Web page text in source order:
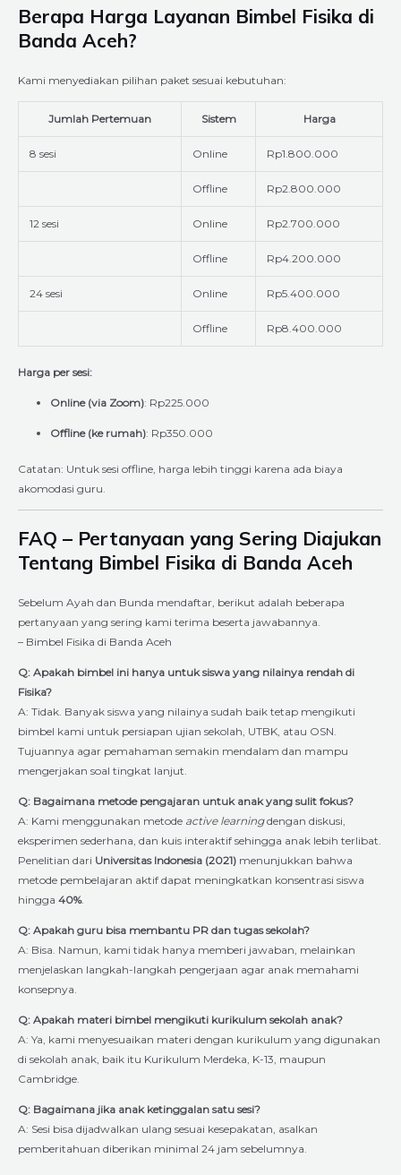
Berapa Harga Layanan Bimbel Fisika di
Banda Aceh?
Kami menyediakan pilihan paket sesuai kebutuhan:
Jumlah Pertemuan Sistem Harga
8 sesi Online Rp1.800.000
Offline Rp2.800.000
12 sesi Online Rp2.700.000
Offline Rp4.200.000
24 sesi Online Rp5.400.000
Offline Rp8.400.000
Harga per sesi:
Online (via Zoom): Rp225.000
Offline (ke rumah): Rp350.000
Catatan: Untuk sesi offline, harga lebih tinggi karena ada biaya
akomodasi guru.
FAQ – Pertanyaan yang Sering Diajukan
Tentang Bimbel Fisika di Banda Aceh
Sebelum Ayah dan Bunda mendaftar, berikut adalah beberapa
pertanyaan yang sering kami terima beserta jawabannya.
– Bimbel Fisika di Banda Aceh
Q: Apakah bimbel ini hanya untuk siswa yang nilainya rendah di
Fisika?
A: Tidak. Banyak siswa yang nilainya sudah baik tetap mengikuti
bimbel kami untuk persiapan ujian sekolah, UTBK, atau OSN.
Tujuannya agar pemahaman semakin mendalam dan mampu
mengerjakan soal tingkat lanjut.
Q: Bagaimana metode pengajaran untuk anak yang sulit fokus?
A: Kami menggunakan metode active learningdengan diskusi,
eksperimen sederhana, dan kuis interaktif sehingga anak lebih terlibat.
Penelitian dari Universitas Indonesia (2021) menunjukkan bahwa
metode pembelajaran aktif dapat meningkatkan konsentrasi siswa
hingga 40%.
Q: Apakah guru bisa membantu PR dan tugas sekolah?
A: Bisa. Namun, kami tidak hanya memberi jawaban, melainkan
menjelaskan langkah-langkah pengerjaan agar anak memahami
konsepnya.
Q: Apakah materi bimbel mengikuti kurikulum sekolah anak?
A: Ya, kami menyesuaikan materi dengan kurikulum yang digunakan
di sekolah anak, baik itu Kurikulum Merdeka, K-13, maupun
Cambridge.
Q: Bagaimana jika anak ketinggalan satu sesi?
A: Sesi bisa dijadwalkan ulang sesuai kesepakatan, asalkan
pemberitahuan diberikan minimal 24 jam sebelumnya.